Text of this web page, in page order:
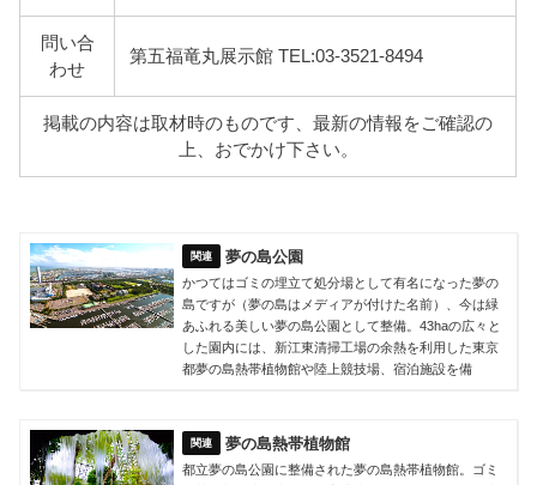
問い合
わせ
第五福竜丸展示館 TEL:03-3521-8494
掲載の内容は取材時のものです、最新の情報をご確認の
上、おでかけ下さい。
夢の島公園
かつてはゴミの埋立て処分場として有名になった夢の
島ですが（夢の島はメディアが付けた名前）、今は緑
あふれる美しい夢の島公園として整備。43haの広々と
した園内には、新江東清掃工場の余熱を利用した東京
都夢の島熱帯植物館や陸上競技場、宿泊施設を備
夢の島熱帯植物館
都立夢の島公園に整備された夢の島熱帯植物館。ゴミ